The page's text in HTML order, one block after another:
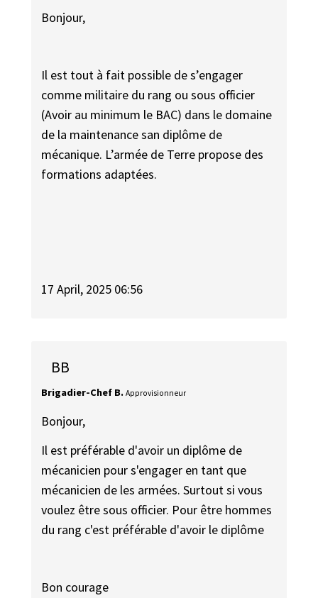
Bonjour,
Il est tout à fait possible de s’engager
comme militaire du rang ou sous officier
(Avoir au minimum le BAC) dans le domaine
de la maintenance san diplôme de
mécanique. L’armée de Terre propose des
formations adaptées.
17 April, 2025 06:56
BB
Brigadier-Chef B. Approvisionneur
Bonjour,
Il est préférable d'avoir un diplôme de
mécanicien pour s'engager en tant que
mécanicien de les armées. Surtout si vous
voulez être sous officier. Pour être hommes
du rang c'est préférable d'avoir le diplôme
Bon courage